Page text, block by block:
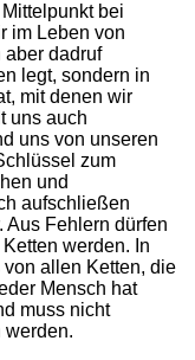
bei
im Leben von
aber dadruf
legt, sondern in
mit denen wir
uns auch
uns von unseren
zum
und
aufschließen
Aus Fehlern dürfen
werden. In
allen Ketten, die
Mensch hat
muss nicht
werden.